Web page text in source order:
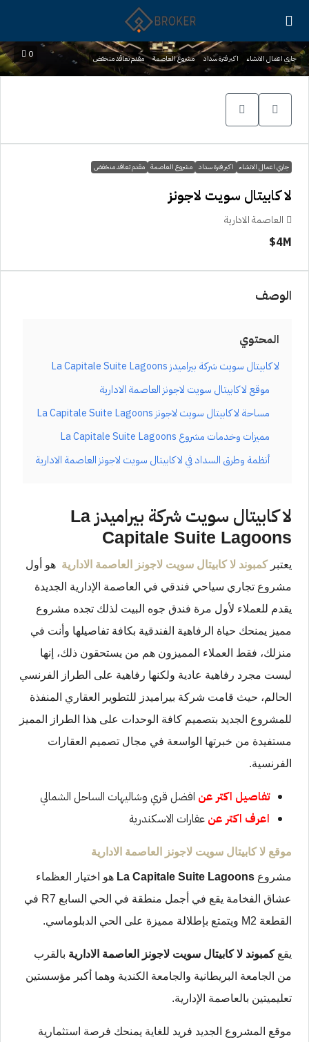
0 جاري اعمال الانشاء اكبر فترة سداد مشروع العاصمة مقدم تعاقد منخفض
جاري اعمال الانشاء اكبر فترة سداد مشروع العاصمة مقدم تعاقد منخفض
لا كابيتال سويت لاجونز
العاصمة الادارية
4M$
الوصف
المحتوي
لا كابيتال سويت شركة بيراميدز La Capitale Suite Lagoons
موقع لا كابيتال سويت لاجونز العاصمة الادارية
مساحة لا كابيتال سويت لاجونز La Capitale Suite Lagoons
مميزات وخدمات مشروع La Capitale Suite Lagoons
أنظمة وطرق السداد في لا كابيتال سويت لاجونز العاصمة الادارية
لا كابيتال سويت شركة بيراميدز La
Capitale Suite Lagoons
يعتبركمبوند لا كابيتال سويت لاجونز العاصمة الادارية هو أول
مشروع تجاري سياحي فندقي في العاصمة الإدارية الجديدة
يقدم للعملاء لأول مرة فندق جوه البيت لذلك تجده مشروع
مميز يمنحك حياة الرفاهية الفندقية بكافة تفاصيلها وأنت في
منزلك، فقط العملاء المميزون هم من يستحقون ذلك، إنها
ليست مجرد رفاهية عادية ولكنها رفاهية على الطراز الفرنسي
الحالم، حيث قامت شركة بيراميدز للتطوير العقاري المنفذة
للمشروع الجديد بتصميم كافة الوحدات على هذا الطراز المميز
مستفيدة من خبرتها الواسعة في مجال تصميم العقارات
الفرنسية.
تفاصيل اكتر عن افضل قري وشاليهات الساحل الشمالي
اعرف اكتر عن عقارات الاسكندرية
موقع لا كابيتال سويت لاجونز العاصمة الادارية
مشروع
هو اختيار العظماء
عشاق الفخامة يقع في أجمل منطقة في الحي السابع R7 في
القطعة M2 ويتمتع بإطلالة مميزة على الحي الدبلوماسي.
يقعكمبوند لا كابيتال سويت لاجونز العاصمة الادارية بالقرب
من الجامعة البريطانية والجامعة الكندية وهما أكبر مؤسستين
تعليميتين بالعاصمة الإدارية.
موقع المشروع الجديد فريد للغاية يمنحك فرصة استثمارية